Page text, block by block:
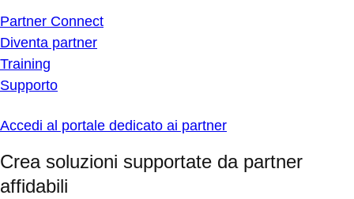
Partner Connect
Diventa partner
Training
Supporto
Accedi al portale dedicato ai partner
Crea soluzioni supportate da partner
affidabili